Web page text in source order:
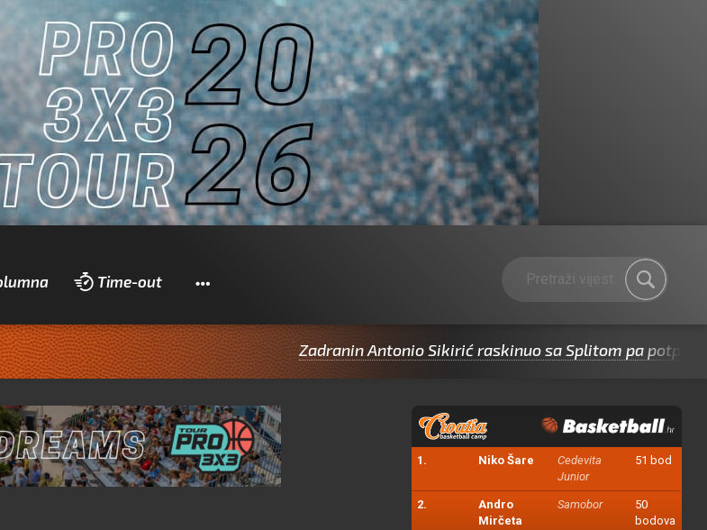
Time-out Pretraži
Zadranin Antonio Sikirić raskinuo sa Splitom pa potpisao za
1. Niko Šare
Cedevita
Junior
51 bod
2.
Andro
Mirčeta
Samobor
50
bodova